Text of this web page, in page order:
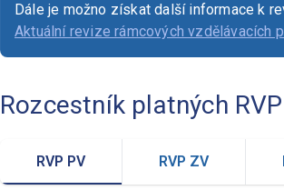
Dále je možno získat další informace k
Aktuální revize rámcových vzdělávacích
Rozcestník platných RVP
RVP PV RVP ZV